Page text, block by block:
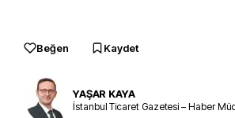
Beğen Kaydet
YAŞAR KAYA
İstanbul Ticaret Gazetesi – Haber